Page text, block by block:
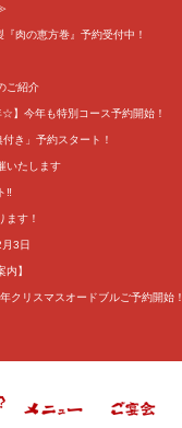
肉の恵方巻』予約受付中！
ご紹介
】今年も特別コース予約開始！
き」予約スタート！
いたします
‼️
ます！
3日
内】
クリスマスオードブルご予約開始！